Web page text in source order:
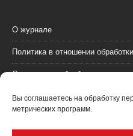
Вы соглашаетесь на обработку
метрических программ.
О журнале
Политика в отношении
Согласие на обработку
Пользовательское соглашение